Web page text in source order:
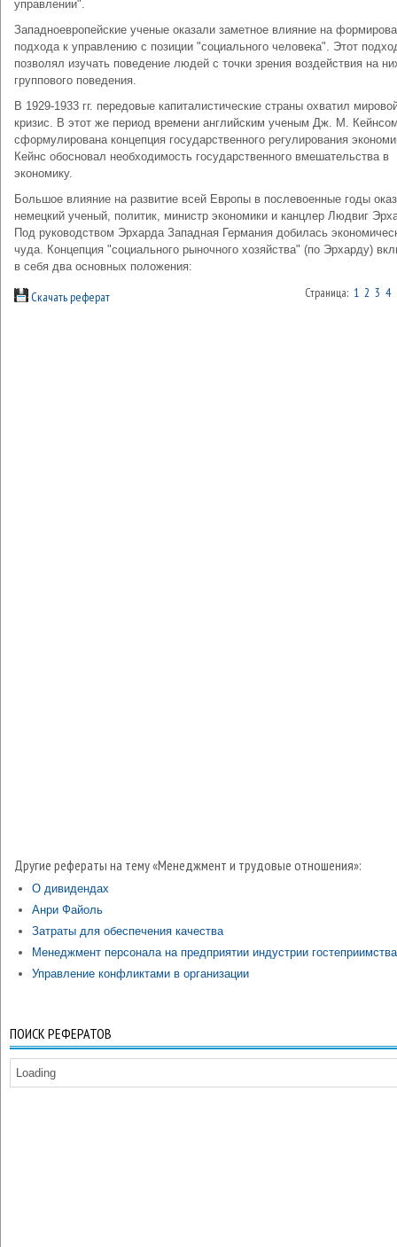
управлении".
Западноевропейские ученые оказали заметное влияние на
подхода к управлению с позиции "социального человека". Этот
позволял изучать поведение людей с точки зрения воздействия на
группового поведения.
В 1929-1933 гг. передовые капиталистические страны охватил
кризис. В этот же период времени английским ученым Дж. М.
сформулирована концепция государственного регулирования
Кейнс обосновал необходимость государственного вмешательства в
экономику.
Большое влияние на развитие всей Европы в послевоенные годы
немецкий ученый, политик, министр экономики и канцлер Людвиг
Под руководством Эрхарда Западная Германия добилась
чуда. Концепция "социального рыночного хозяйства" (по Эрхарду)
в себя два основных положения:
Скачать реферат Страница: 1 2 3 4
Другие рефераты на тему «Менеджмент и трудовые отношения»:
О дивидендах
Анри Файоль
Затраты для обеспечения качества
Менеджмент персонала на предприятии индустрии гостеприимства
Управление конфликтами в организации
ПОИСК РЕФЕРАТОВ
Loading